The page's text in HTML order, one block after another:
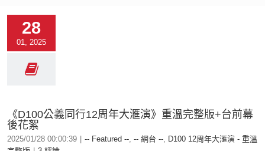
28
01, 2025
《D100公義同行12周年大滙演》重溫完整版+台前幕
後花絮
2025/01/28 00:00:39 -- Featured --, -- 網台 --, D100 12周年大滙演 - 重溫